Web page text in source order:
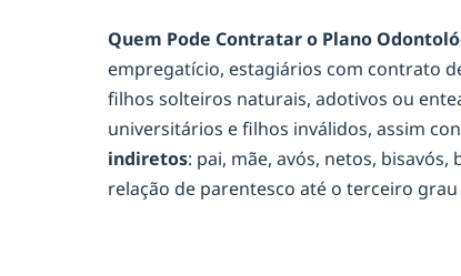
Quem Pode Contratar o Plano
empregatício, estagiários com contrato
filhos solteiros naturais, adotivos ou
universitários e filhos inválidos, assim
indiretos: pai, mãe, avós, netos,
relação de parentesco até o terceiro